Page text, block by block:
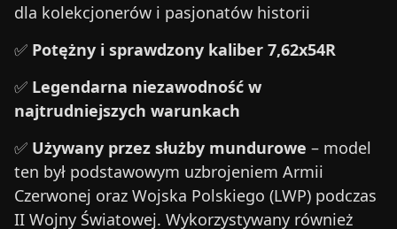
dla kolekcjonerów i pasjonatów historii
✅ Potężny i sprawdzony kaliber 7,62x54R
✅ Legendarna niezawodność w
najtrudniejszych warunkach
✅ Używany przez służby mundurowe – model
ten był podstawowym uzbrojeniem Armii
Czerwonej oraz Wojska Polskiego (LWP) podczas
II Wojny Światowej. Wykorzystywany również